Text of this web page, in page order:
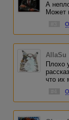
А
Может
AllaSu
Плохо
что их